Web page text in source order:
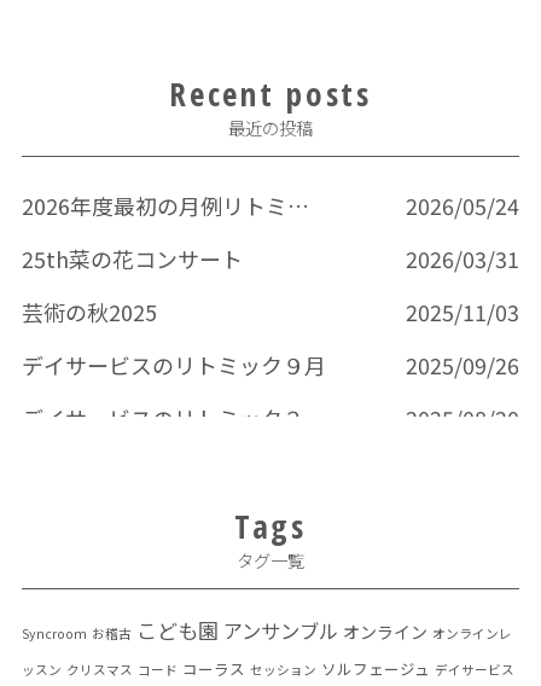
Recent posts
最近の投稿
2026年度最初の月例リトミック
2026/05/24
25th菜の花コンサート
2026/03/31
芸術の秋2025
2025/11/03
デイサービスのリトミック９月
2025/09/26
2025/08/20
Tags
タグ一覧
Syncroom お稽古 こども園 アンサンブル オンライン オンラインレ
ッスン クリスマス コード コーラス セッション ソルフェージュ デイサービス